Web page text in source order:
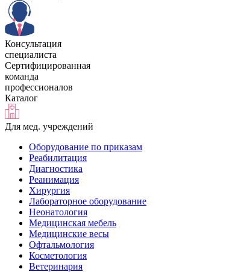
Консультация
специалиста
Сертифицированная
команда
профессионалов
Каталог
Для мед. учреждений
Оборудование по приказам
Реабилитация
Диагностика
Реанимация
Хирургия
Лабораторное оборудование
Неонатология
Медицинская мебель
Медицинские весы
Офтальмология
Косметология
Ветеринария